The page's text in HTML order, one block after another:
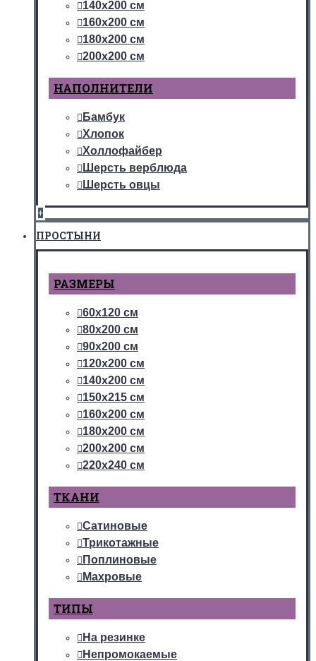
140х200 см
160х200 см
180х200 см
200х200 см
НАПОЛНИТЕЛИ
Бамбук
Хлопок
Холлофайбер
Шерсть верблюда
Шерсть овцы
+
ПРОСТЫНИ
РАЗМЕРЫ
60х120 см
80х200 см
90х200 см
120х200 см
140х200 см
150х215 см
160х200 см
180х200 см
200х200 см
220х240 см
ТКАНИ
Сатиновые
Трикотажные
Поплиновые
Махровые
ТИПЫ
На резинке
Непромокаемые